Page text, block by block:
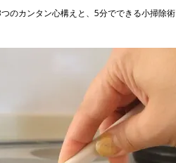
のカンタン心構えと、5分でできる小掃除術